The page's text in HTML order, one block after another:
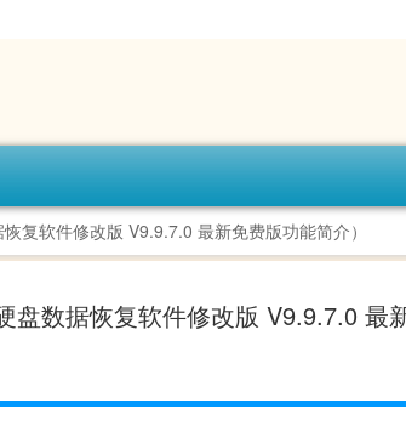
复软件修改版 V9.9.7.0 最新免费版功能简介）
数据恢复软件修改版 V9.9.7.0 最